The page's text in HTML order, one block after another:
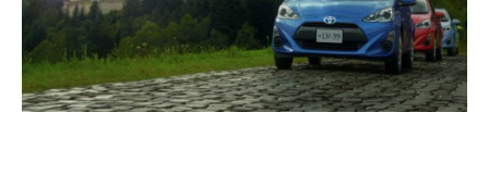
経営リーダーのコミュニティ
マーケ×ITの今がよく分かる